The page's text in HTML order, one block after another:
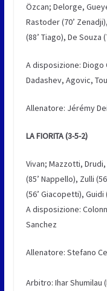
Özcan; Delorge,
Rastoder (70’
(88’ Tiago), De Souza
A disposizione: Diogo
Dadashev, Agovic,
Allenatore: Jérémy
LA FIORITA (3-5-2)
Vivan; Mazzotti,
(85’ Nappello), Zulli
(56’ Giacopetti), Guidi
A disposizione:
Sanchez
Allenatore: Stefano
Arbitro: Ihar Shumilau